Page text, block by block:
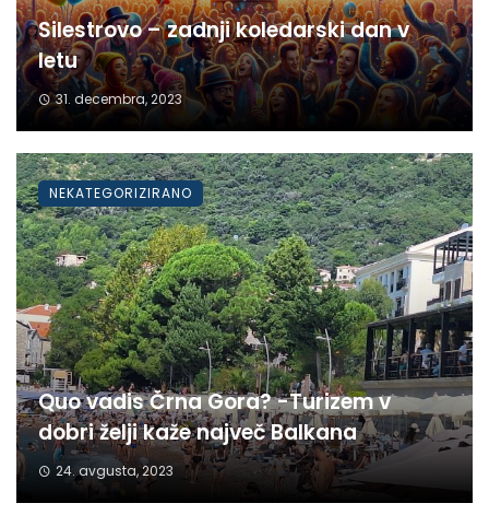
Silestrovo – zadnji koledarski dan v
letu
31. decembra, 2023
Quo vadis Črna Gora? -Turizem v
dobri želji kaže največ Balkana
24. avgusta, 2023
NEKATEGORIZIRANO